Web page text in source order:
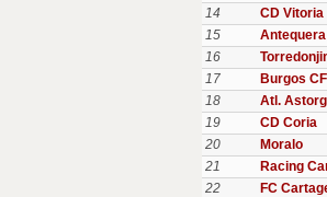
14
CD Vitoria
15
Antequera
16
17
Burgos
18
Atl.
19
CD Coria
20
Moralo
21
Racing
22
FC